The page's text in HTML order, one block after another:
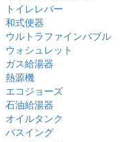
トイレレバー
和式便器
ウルトラファインバブル
ウォシュレット
ガス給湯器
熱源機
エコジョーズ
石油給湯器
オイルタンク
バスイング